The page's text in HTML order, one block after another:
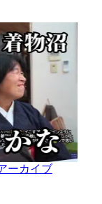
ーカイブ